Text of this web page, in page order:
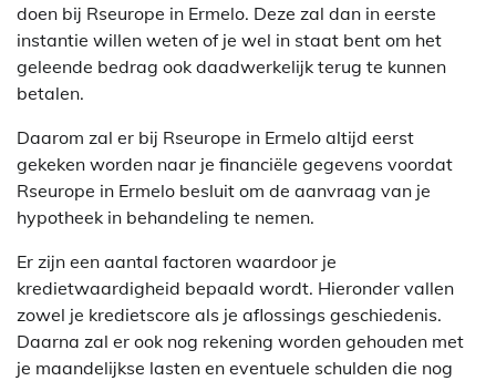
doen bij Rseurope in Ermelo. Deze zal dan in eerste
instantie willen weten of je wel in staat bent om het
geleende bedrag ook daadwerkelijk terug te kunnen
betalen.
Daarom zal er bij Rseurope in Ermelo altijd eerst
gekeken worden naar je financiële gegevens voordat
Rseurope in Ermelo besluit om de aanvraag van je
hypotheek in behandeling te nemen.
Er zijn een aantal factoren waardoor je
kredietwaardigheid bepaald wordt. Hieronder vallen
zowel je kredietscore als je aflossings geschiedenis.
Daarna zal er ook nog rekening worden gehouden met
je maandelijkse lasten en eventuele schulden die nog